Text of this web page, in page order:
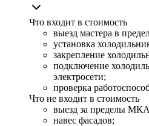
Что входит в стоимость
выезд мастера в
установка
закрепление
подключение
электросети;
проверка
Что не входит в стоимость
выезд за пределы
навес фасадов;